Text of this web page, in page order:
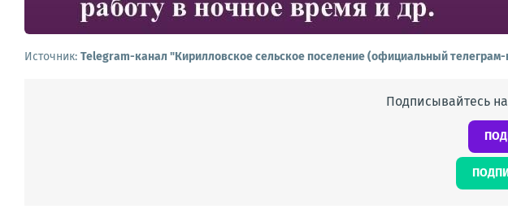
Источник: Telegram-канал "Кирилловское сельское поселение (официальный
Подписывайтесь